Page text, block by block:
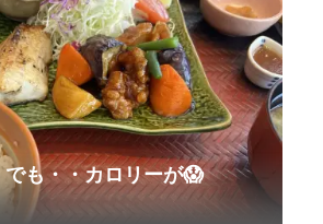
も・・カロリーが😱